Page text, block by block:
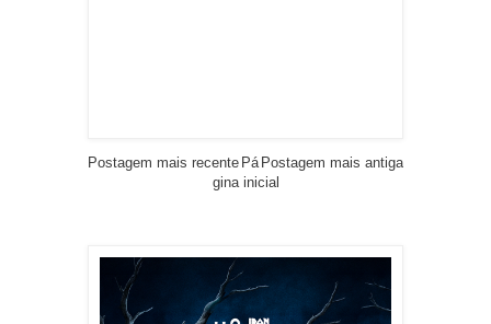
Postagem mais recente Postagem mais antiga
Pá
gina inicial